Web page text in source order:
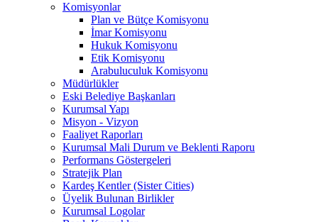
Komisyonlar
Plan ve Bütçe Komisyonu
İmar Komisyonu
Hukuk Komisyonu
Etik Komisyonu
Arabuluculuk Komisyonu
Müdürlükler
Eski Belediye Başkanları
Kurumsal Yapı
Misyon - Vizyon
Faaliyet Raporları
Kurumsal Mali Durum ve Beklenti Raporu
Performans Göstergeleri
Stratejik Plan
Kardeş Kentler (Sister Cities)
Üyelik Bulunan Birlikler
Kurumsal Logolar